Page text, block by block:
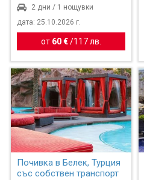
0700 18 308
2 дни / 1 нощувки
дата: 25.10.2026 г.
от 60 € / 117 лв.
Почивка в Белек, Турция
със собствен транспорт